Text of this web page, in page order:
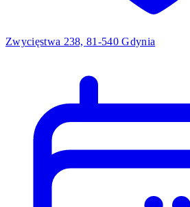
Zwycięstwa 238, 81-540 Gdynia